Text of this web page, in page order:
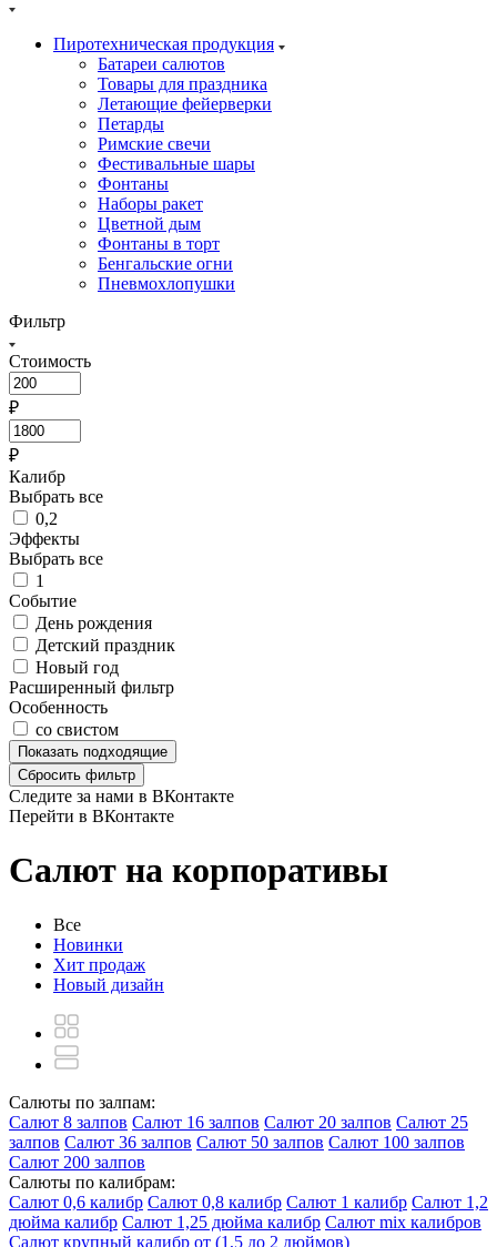
Пиротехническая продукция
Батареи салютов
Товары для праздника
Летающие фейерверки
Петарды
Римские свечи
Фестивальные шары
Фонтаны
Наборы ракет
Цветной дым
Фонтаны в торт
Бенгальские огни
Пневмохлопушки
Фильтр
Стоимость
₽
₽
Калибр
Выбрать все
0,2
Эффекты
Выбрать все
1
Событие
День рождения
Детский праздник
Новый год
Расширенный фильтр
Особенность
со свистом
Показать подходящие
Сбросить фильтр
Следите за нами в ВКонтакте
Перейти в ВКонтакте
Салют на корпоративы
Все
Новинки
Хит продаж
Новый дизайн
Салюты по залпам:
Салют 8 залпов Салют 16 залпов Салют 20 залпов Салют 25
залпов Салют 36 залпов Салют 50 залпов Салют 100 залпов
Салют 200 залпов
Салюты по калибрам:
Салют 0,6 калибр Салют 0,8 калибр Салют 1 калибр Салют 1,2
дюйма калибр Салют 1,25 дюйма калибр Салют mix калибров
Салют крупный калибр от (1,5 до 2 дюймов)